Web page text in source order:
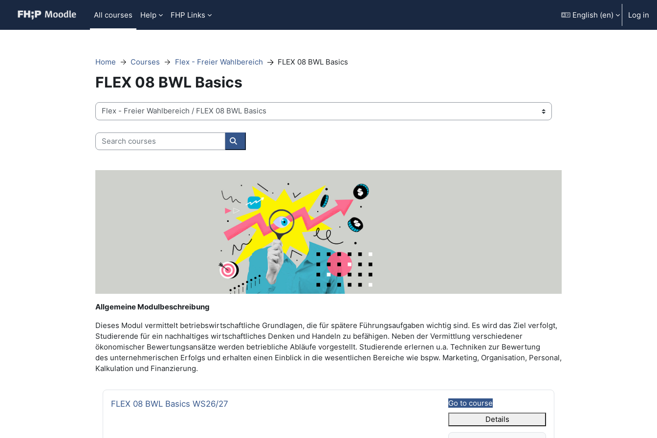
All courses
Help FHP Links English ‎(en)‎ Log in
Home Courses Flex - Freier Wahlbereich FLEX 08 BWL Basics
FLEX 08 BWL Basics
Course categories
Search courses
Search courses
Allgemeine Modulbeschreibung
Dieses Modul vermittelt betriebswirtschaftliche Grundlagen, die für spätere Führungsaufgaben wichtig sind. Es wird das Ziel verfolgt,
Studierende für ein nachhaltiges wirtschaftliches Denken und Handeln zu befähigen. Neben der Vermittlung verschiedener
ökonomischer Bewertungsansätze werden betriebliche Abläufe vorgestellt. Studierende erlernen u.a. Techniken zur Bewertung
des unternehmerischen Erfolgs und erhalten einen Einblick in die wesentlichen Bereiche wie bspw. Marketing, Organisation, Personal,
Kalkulation und Finanzierung.
Course name
FLEX 08 BWL Basics WS26/27
Go to course
Details